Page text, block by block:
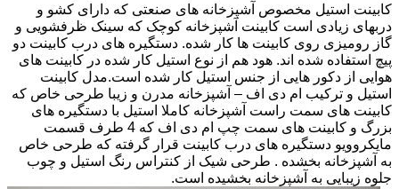
کابینت استیل مخصوص آشپزخانه های صنعتی که دارای کشو و
دربهای زیادی است کابینت آشپزخانه کوچک که سینک ظرفشویی و
گاز رومیزی روی کابینت ها کار شده. دستگیره های درب کابینت دو
پیچ استفاده شده اند. هود هم از نوع استیل کار شده در کابینت های
هوایی از دکور هایی از جنس استیل کار شده است.مدل کابینت
استیل و ترکیب ام دی اف – آشپزخانه مدرن و زیبا طرحی خاص که
کابینت های سمت راست آشپزخانه کاملا استیل با دستگیره های
بزرگ و کابینت های سمت چپ ام دی اف که 4 طرف قسمت
مایکروویو دستگیره های درب کابینت قرار گرفته که طرحی خاص
به آشپزخانه بخشده . طرحی شیک از کنتراس رنگ استیل و چوب
جلوه زیبایی به آشپزخانه بخشیده است.